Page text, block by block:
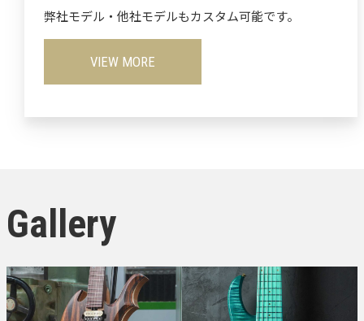
弊社モデル・他社モデルもカスタム可能です。
VIEW MORE
Gallery